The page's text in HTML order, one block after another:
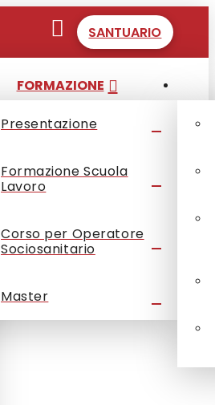
SANTUARIO
FORMAZIONE
Presentazione
Formazione Scuola
Lavoro
Corso per Operatore
Sociosanitario
Master